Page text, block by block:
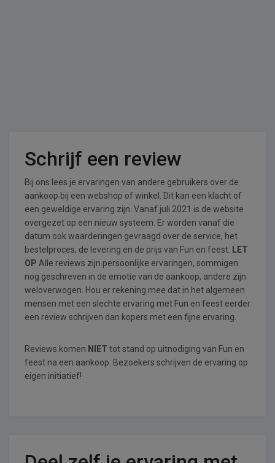
Schrijf een review
Bij ons lees je ervaringen van andere gebruikers over de
aankoop bij een webshop of winkel. Dit kan een klacht of
een geweldige ervaring zijn. Vanaf juli 2021 is de website
overgezet op een nieuw systeem. Er worden vanaf die
datum ook waarderingen gevraagd over de service, het
bestelproces, de levering en de prijs van Fun en feest. LET
OP Alle reviews zijn persoonlijke ervaringen, sommigen
nog geschreven in de emotie van de aankoop, andere zijn
weloverwogen. Hou er rekening mee dat in het algemeen
mensen met een slechte ervaring met Fun en feest eerder
een review schrijven dan kopers met een fijne ervaring.
Reviews komen NIET tot stand op uitnodiging van Fun en
feest na een aankoop. Bezoekers schrijven de ervaring op
eigen initiatief!